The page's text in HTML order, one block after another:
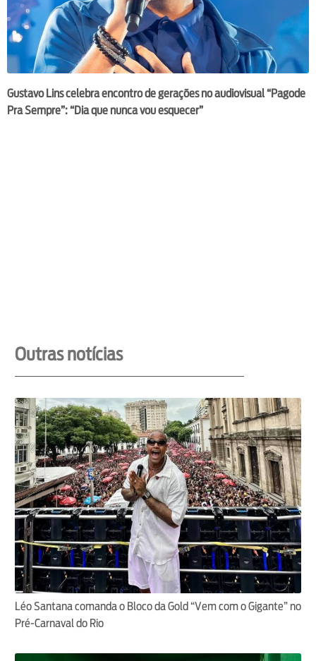
Gustavo Lins celebra encontro de gerações no audiovisual “Pagode
Pra Sempre”: “Dia que nunca vou esquecer”
Outras notícias
Léo Santana comanda o Bloco da Gold “Vem com o Gigante” no
Pré-Carnaval do Rio